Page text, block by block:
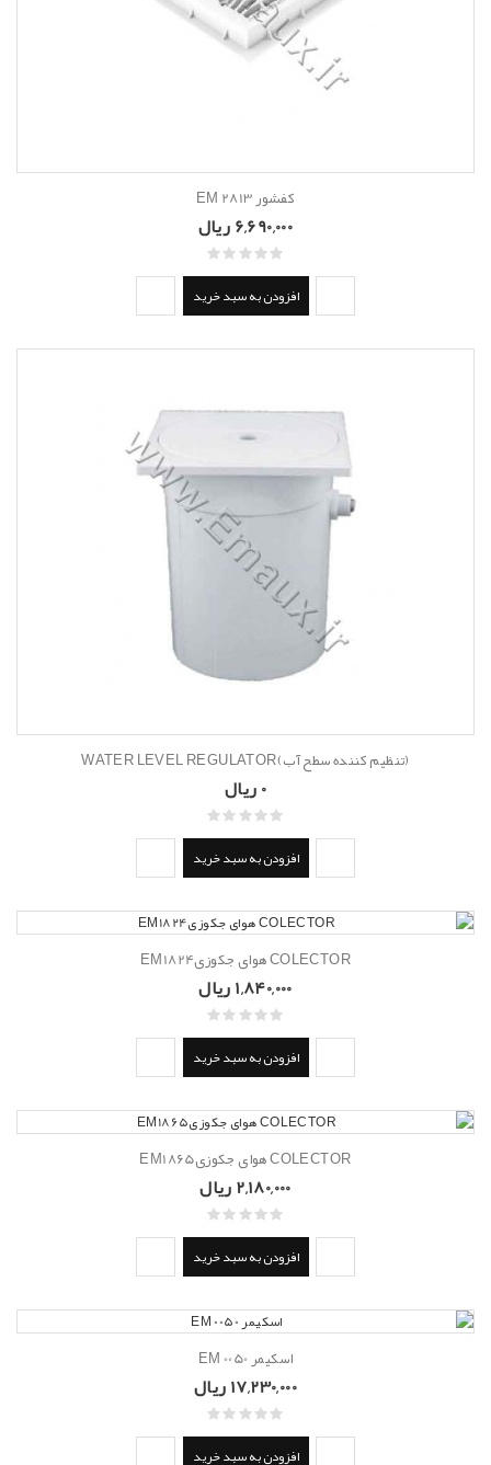
کفشور EM 2813
6,690,000 ریال
افزودن به سبد خرید
(تنظیم کننده سطح آب)WATER LEVEL REGULATOR
0 ریال
افزودن به سبد خرید
COLECTOR هوای جکوزیEM1824
1,840,000 ریال
افزودن به سبد خرید
COLECTOR هوای جکوزیEM1865
2,180,000 ریال
افزودن به سبد خرید
اسکیمر EM 0050
17,230,000 ریال
افزودن به سبد خرید